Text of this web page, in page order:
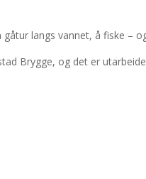
langs vannet, å fiske
Brygge, og det er